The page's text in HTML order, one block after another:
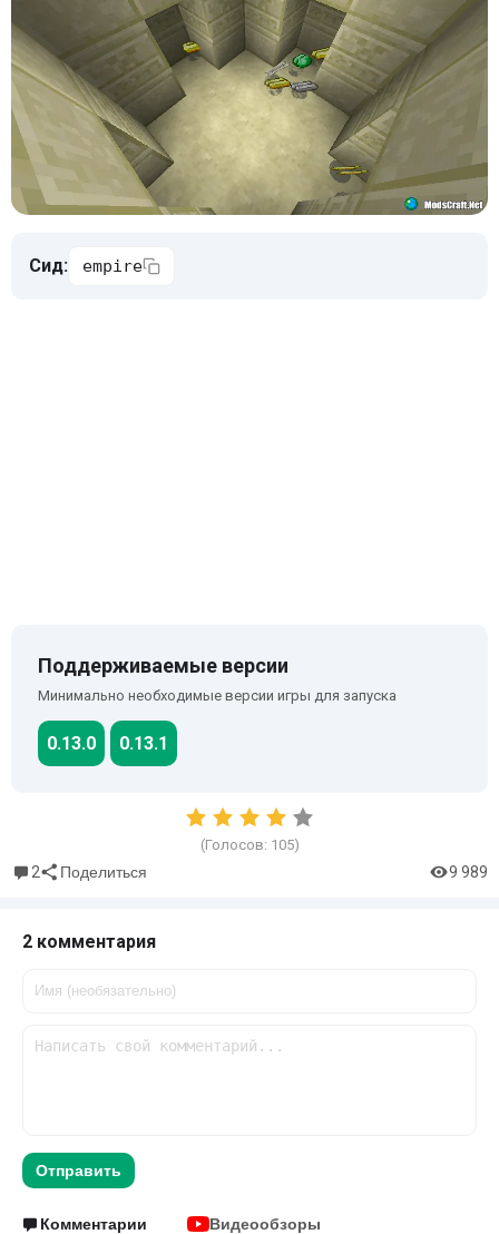
Сид: empire
Поддерживаемые версии
Минимально необходимые версии игры для запуска
0.13.0 0.13.1
(Голосов: 105)
2 Поделиться 9 989
2 комментария
Отправить
Комментарии Видеообзоры